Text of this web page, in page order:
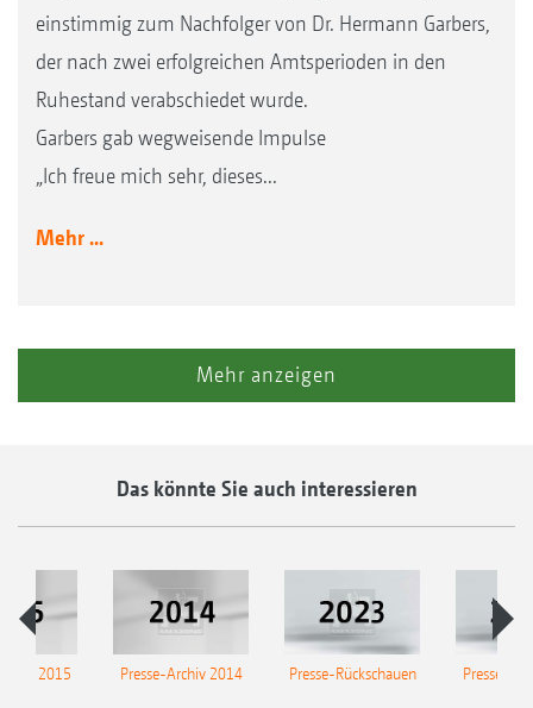
einstimmig zum Nachfolger von Dr. Hermann Garbers,
der nach zwei erfolgreichen Amtsperioden in den
Ruhestand verabschiedet wurde.
Garbers gab wegweisende Impulse
„Ich freue mich sehr, dieses...
Mehr ...
Mehr anzeigen
Das könnte Sie auch interessieren
2015 Presse-Archiv 2014 Presse-Rückschauen Presse-